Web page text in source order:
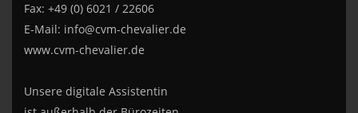
Fax: +49 (0) 6021 / 22606
E-Mail: info@cvm-chevalier.de
www.cvm-chevalier.de
Unsere digitale Assistentin